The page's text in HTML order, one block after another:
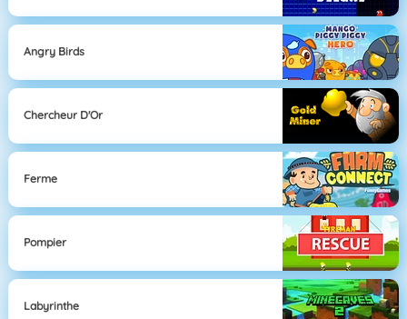
Angry Birds
Chercheur D'Or
Ferme
Pompier
Labyrinthe